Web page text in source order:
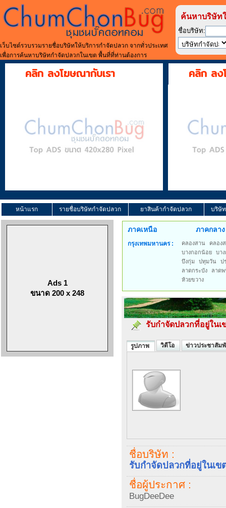
เว็บไซต์รวบรวมรายชื่อบริษัทให้บริการกำจัดปลวก จากทั่วประเทศ
เพื่อการค้นหาบริษัทกำจัดปลวกในเขต พื้นที่ที่ท่านต้องการ
ค้นหาบริษัท
ชื่อบริษัท:
คลิก ลงโฆษณากับเรา คลิก ลง
หน้าแรก รายชื่อบริษัทกำจัดปลวก ยาสินค้ากำจัดปลวก บริษั
Ads 1
ขนาด 200 x 248
ภาคเหนือ ภาคกลาง
กรุงเทพมหานคร : คลองสาน
คลอง
บางกอกน้อย
บา
บึงกุ่ม
ปทุมวัน
ป
ลาดกระบัง
ลาดพ
ห้วยขวาง
รับกำจัดปลวกที่อยู่ในเ
รูปภาพ วิดีโอ ข่าวประชาสัม
ชื่อบริษัท :
รับกำจัดปลวกที่อยู่ในเข
ชื่อผู้ประกาศ :
BugDeeDee